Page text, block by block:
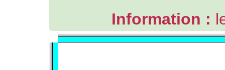
Information :